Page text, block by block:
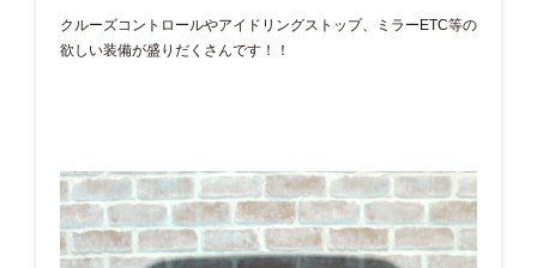
クルーズコントロールやアイドリングストップ、ミラーETC等の
欲しい装備が盛りだくさんです！！